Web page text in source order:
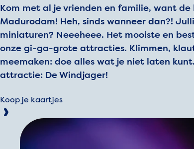
Kom met al je vrienden en familie, want de
Madurodam! Heh, sinds wanneer dan?!
miniaturen? Neeeheee. Het mooiste en
onze gi-ga-grote attracties. Klimmen,
meemaken: doe alles wat je niet laten
attractie: De Windjager!
Koop je kaartjes